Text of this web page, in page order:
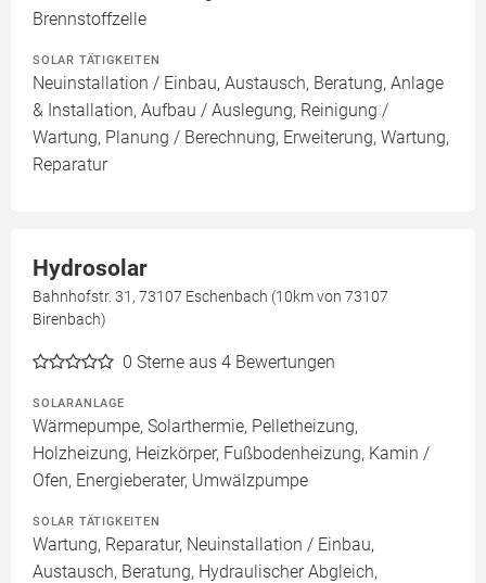
Brennstoffzelle
SOLAR TÄTIGKEITEN
Neuinstallation / Einbau, Austausch, Beratung, Anlage
& Installation, Aufbau / Auslegung, Reinigung /
Wartung, Planung / Berechnung, Erweiterung, Wartung,
Reparatur
Hydrosolar
Bahnhofstr. 31, 73107 Eschenbach (10km von 73107
Birenbach)
0 Sterne aus 4 Bewertungen
SOLARANLAGE
Wärmepumpe, Solarthermie, Pelletheizung,
Holzheizung, Heizkörper, Fußbodenheizung, Kamin /
Ofen, Energieberater, Umwälzpumpe
SOLAR TÄTIGKEITEN
Wartung, Reparatur, Neuinstallation / Einbau,
Austausch, Beratung, Hydraulischer Abgleich,